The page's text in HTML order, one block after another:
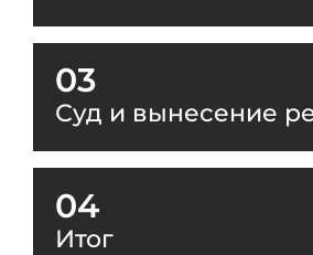
03
Суд и вынесение
04
Итог